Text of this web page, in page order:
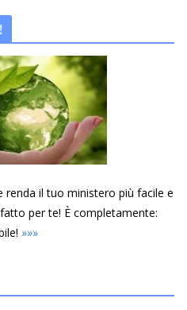
renda il tuo ministero più facile e
per te! È completamente:
»»»